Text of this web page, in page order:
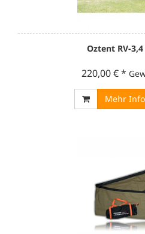
Oztent RV-
220,00 €*
Mehr